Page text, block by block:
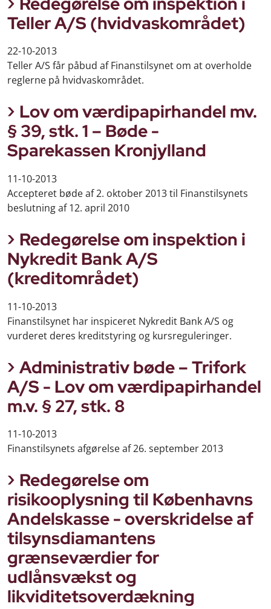
Teller A/S (hvidvaskområdet)
22-10-2013
Teller A/S får påbud af Finanstilsynet om at overholde
reglerne på hvidvaskområdet.
Lov om værdipapirhandel mv.
§ 39, stk. 1 – Bøde -
Sparekassen Kronjylland
11-10-2013
Accepteret bøde af 2. oktober 2013 til Finanstilsynets
beslutning af 12. april 2010
Redegørelse om inspektion i
Nykredit Bank A/S
(kreditområdet)
11-10-2013
Finanstilsynet har inspiceret Nykredit Bank A/S og
vurderet deres kreditstyring og kursreguleringer.
Administrativ bøde – Trifork
A/S - Lov om værdipapirhandel
m.v. § 27, stk. 8
11-10-2013
Finanstilsynets afgørelse af 26. september 2013
Redegørelse om
risikooplysning til Københavns
Andelskasse - overskridelse af
tilsynsdiamantens
grænseværdier for
udlånsvækst og
likviditetsoverdækning